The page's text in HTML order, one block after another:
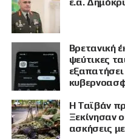
ε.α.
Βρετανική
ψεύτικες
Η Ταϊβάν
Ξεκίνησαν
ασκήσεις